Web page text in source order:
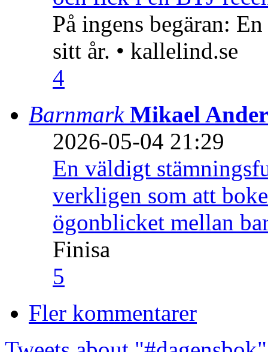
På ingens begäran:
sitt år. • kallelind.se
4
Barnmark Mikael
2026-05-04 21:29
En väldigt
verkligen som att
ögonblicket mellan
Finisa
5
Fler kommentarer